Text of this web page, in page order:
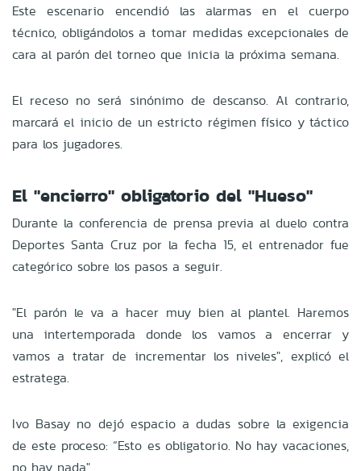
Este escenario encendió las alarmas en el cuerpo
técnico, obligándolos a tomar medidas excepcionales de
cara al parón del torneo que inicia la próxima semana.
El receso no será sinónimo de descanso. Al contrario,
marcará el inicio de un estricto régimen físico y táctico
para los jugadores.
El "encierro" obligatorio del "Hueso"
Durante la conferencia de prensa previa al duelo contra
Deportes Santa Cruz por la fecha 15, el entrenador fue
categórico sobre los pasos a seguir.
"El parón le va a hacer muy bien al plantel. Haremos
una intertemporada donde los vamos a encerrar y
vamos a tratar de incrementar los niveles", explicó el
estratega.
Ivo Basay no dejó espacio a dudas sobre la exigencia
de este proceso: “Esto es obligatorio. No hay vacaciones,
no hay nada".